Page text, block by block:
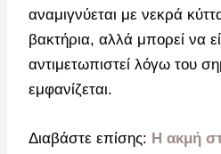
αναμιγνύεται με νεκρά
βακτήρια, αλλά μπορεί να
αντιμετωπιστεί λόγω του
εμφανίζεται.
Διαβάστε επίσης: Η ακμή